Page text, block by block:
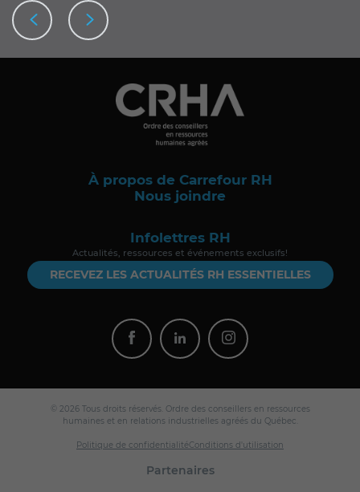
À propos de Carrefour RH
Nous joindre
Infolettres RH
Actualités, ressources et événements exclusifs!
RECEVEZ LES ACTUALITÉS RH ESSENTIELLES
© 2026 Tous droits réservés. Ordre des conseillers en ressources
humaines et en relations industrielles agréés du Québec.
Politique de confidentialitéConditions d'utilisation
Partenaires